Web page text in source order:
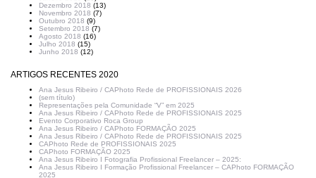
Dezembro 2018 (13)
Novembro 2018 (7)
Outubro 2018 (9)
Setembro 2018 (7)
Agosto 2018 (16)
Julho 2018 (15)
Junho 2018 (12)
ARTIGOS RECENTES 2020
Ana Jesus Ribeiro / CAPhoto Rede de PROFISSIONAIS 2026
(sem título)
Representações pela Comunidade “V” em 2025
Ana Jesus Ribeiro / CAPhoto Rede de PROFISSIONAIS 2025
Evento Corporativo Roca Group
Ana Jesus Ribeiro / CAPhoto FORMAÇÃO 2025
Ana Jesus Ribeiro / CAPhoto Rede de PROFISSIONAIS 2025
CAPhoto Rede de PROFISSIONAIS 2025
CAPhoto FORMAÇÃO 2025
Ana Jesus Ribeiro I Fotografia Profissional Freelancer – 2025:
Ana Jesus Ribeiro I Formação Profissional Freelancer – CAPhoto FORMAÇÃO
2025